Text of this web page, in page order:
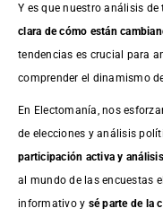
Y es que nuestro análisis
clara de cómo están
tendencias es crucial para
comprender el dinamismo
En Electomanía, nos
de elecciones y análisis
participación activa y
al mundo de las encuestas
informativo y sé parte de la